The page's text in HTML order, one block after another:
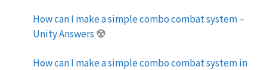
How can I make a simple combo combat system –
Unity Answers
How can I make a simple combo combat system in